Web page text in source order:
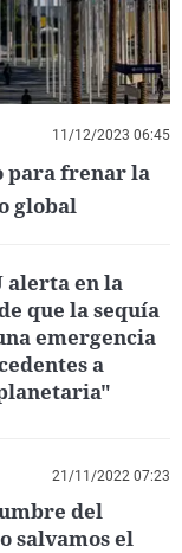
11/12/2023 06:45
para frenar la
global
alerta en la
que la sequía
emergencia
a
21/11/2022 07:23
del
salvamos el